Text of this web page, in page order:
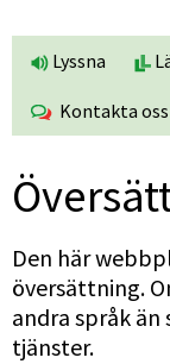
Lyssna
Kontakta oss
Den här
översättning.
andra språk än
tjänster.